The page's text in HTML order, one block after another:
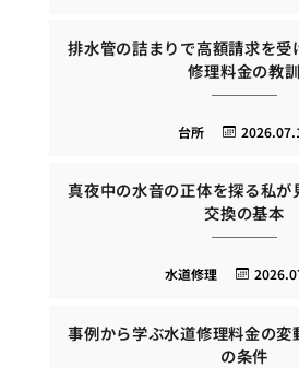
排水管の詰まりで高額請求を受
修理料金の教訓
台所
真夜中の水音の正体を探る私が
交換の基本
水道修理
事例から学ぶ水道修理料金の変
の条件